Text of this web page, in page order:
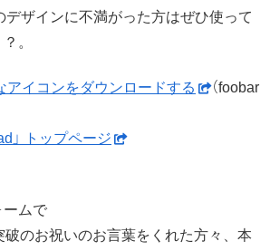
デザインに不満がった方はぜひ使って
。
イコンをダウンロードする
（foobar
」 トップページ
ームで
のお祝いのお言葉をくれた方々、本